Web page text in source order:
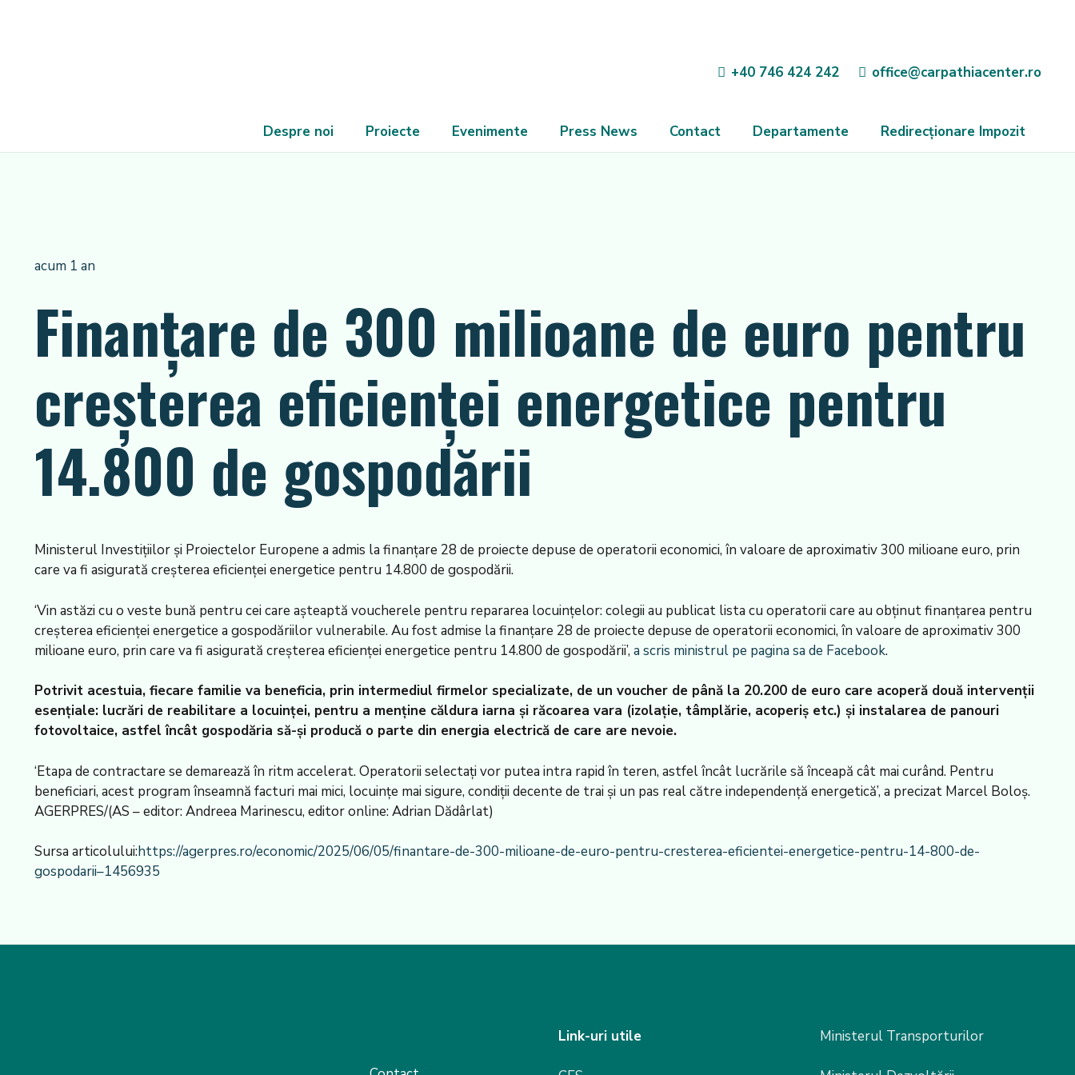
+40 746 424 242 office@carpathiacenter.ro
Despre noi Proiecte Evenimente Press News Contact Departamente Redirecționare Impozit
acum 1 an
Finanțare de 300 milioane de euro pentru
creșterea eficienței energetice pentru
14.800 de gospodării
Ministerul Investițiilor și Proiectelor Europene a admis la finanțare 28 de proiecte depuse de operatorii economici, în valoare de aproximativ 300 milioane euro, prin
care va fi asigurată creșterea eficienței energetice pentru 14.800 de gospodării.
‘Vin astăzi cu o veste bună pentru cei care așteaptă voucherele pentru repararea locuințelor: colegii au publicat lista cu operatorii care au obținut finanțarea pentru
creșterea eficienței energetice a gospodăriilor vulnerabile. Au fost admise la finanțare 28 de proiecte depuse de operatorii economici, în valoare de aproximativ 300
milioane euro, prin care va fi asigurată creșterea eficienței energetice pentru 14.800 de gospodării’, a scris ministrul pe pagina sa de Facebook.
Potrivit acestuia, fiecare familie va beneficia, prin intermediul firmelor specializate, de un voucher de până la 20.200 de euro care acoperă două intervenții
esențiale: lucrări de reabilitare a locuinței, pentru a menține căldura iarna și răcoarea vara (izolație, tâmplărie, acoperiș etc.) și instalarea de panouri
fotovoltaice, astfel încât gospodăria să-și producă o parte din energia electrică de care are nevoie.
‘Etapa de contractare se demarează în ritm accelerat. Operatorii selectați vor putea intra rapid în teren, astfel încât lucrările să înceapă cât mai curând. Pentru
beneficiari, acest program înseamnă facturi mai mici, locuințe mai sigure, condiții decente de trai și un pas real către independență energetică’, a precizat Marcel Boloș.
AGERPRES/(AS – editor: Andreea Marinescu, editor online: Adrian Dădârlat)
Sursa articolului:https://agerpres.ro/economic/2025/06/05/finantare-de-300-milioane-de-euro-pentru-cresterea-eficientei-energetice-pentru-14-800-de-
gospodarii–1456935
Link-uri utile Ministerul Transporturilor